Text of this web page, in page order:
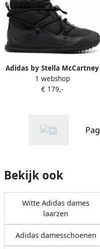
Adidas by Stella McCartney
Stivaletto chunky laarzen
Zwart
1 webshop
€ 179,-
Bekijk ook
Witte Adidas dames
laarzen
Adidas damesschoenen